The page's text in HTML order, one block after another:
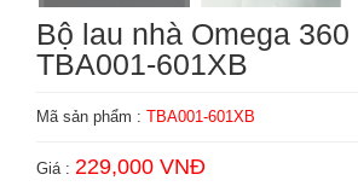
Bộ lau nhà Omega 360
TBA001-601XB
Mã sản phẩm : TBA001-601XB
Giá : 229,000 VNĐ